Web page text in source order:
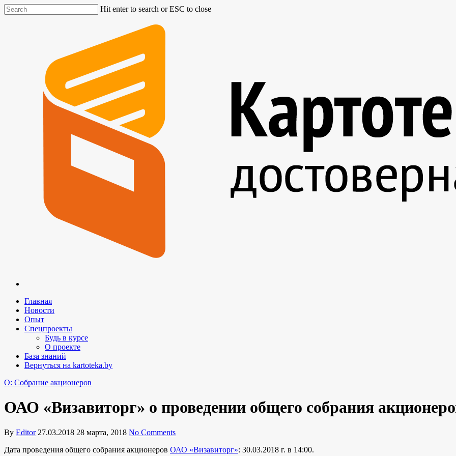
Hit enter to search or ESC to close
Главная
Новости
Опыт
Спецпроекты
Будь в курсе
О проекте
База знаний
Вернуться на kartoteka.by
O: Собрание акционеров
ОАО «Визавиторг» о проведении общего собрания
By Editor 27.03.2018 28 марта, 2018 No Comments
Дата проведения общего собрания акционеров ОАО «Визавиторг»: 30.03.2018 г. в 14:00.